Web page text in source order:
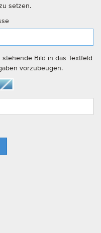
setzen.
Bild in das Textfeld
vorzubeugen.